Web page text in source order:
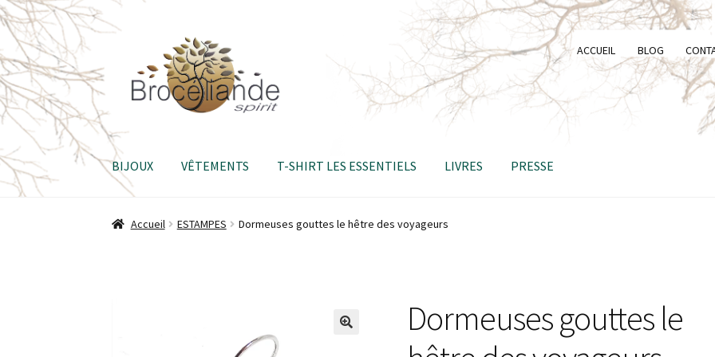
navigation
contenu
ACCUEIL BLOG
BIJOUX VÊTEMENTS T-SHIRT LES ESSENTIELS LIVRES PRESSE
Accueil ESTAMPES Dormeuses gouttes le hêtre des voyageurs
Dormeuses gouttes le